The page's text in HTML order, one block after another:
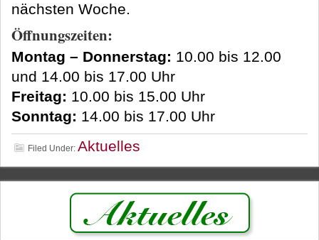
nächsten Woche.
Öffnungszeiten:
Montag – Donnerstag: 10.00 bis 12.00
und 14.00 bis 17.00 Uhr
Freitag: 10.00 bis 15.00 Uhr
Sonntag: 14.00 bis 17.00 Uhr
Filed Under: Aktuelles